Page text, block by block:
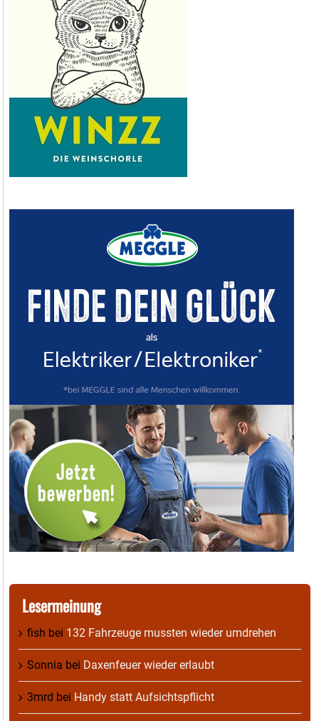
Lesermeinung
fish bei 132 Fahrzeuge mussten wieder umdrehen
Sonnia bei Daxenfeuer wieder erlaubt
3mrd bei Handy statt Aufsichtspflicht